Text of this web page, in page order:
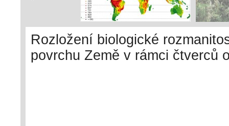
Rozložení biologické
povrchu Země v rámci čtverců